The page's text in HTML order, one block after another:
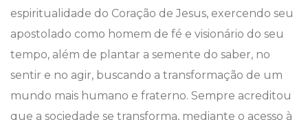
espiritualidade do Coração de Jesus, exercendo seu
apostolado como homem de fé e visionário do seu
tempo, além de plantar a semente do saber, no
sentir e no agir, buscando a transformação de um
mundo mais humano e fraterno. Sempre acreditou
que a sociedade se transforma, mediante o acesso à